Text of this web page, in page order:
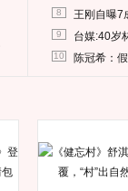
8 王刚自曝7
9 台媒:40岁
10 陈冠希：